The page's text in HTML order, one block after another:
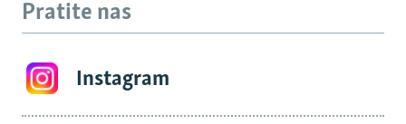
Pratite nas
Instagram